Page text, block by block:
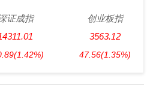
证成指
(1.42%)
创业板指
3563.12
47.56(1.35%)